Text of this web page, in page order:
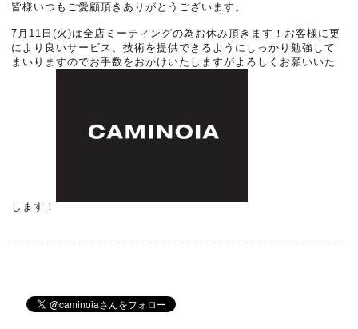
皆様いつもご愛顧頂きありがとうございます。
7月11日(火)は全店ミーティングの為お休み頂きます！お客様に更
により良いサービス、技術を提供できるようにしっかり勉強して
まいりますのでお手数をおかけいたしますがよろしくお願いいた
します！